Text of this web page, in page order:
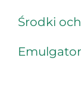
Środki